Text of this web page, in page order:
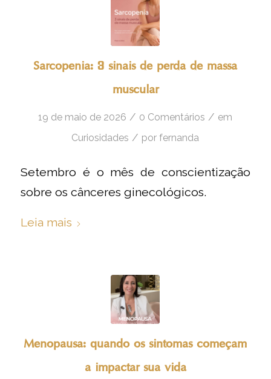
Sarcopenia: 3 sinais de perda de massa
muscular
19 de maio de 2026 / 0 Comentários / em
Curiosidades / porfernanda
Setembro é o mês de conscientização
sobre os cânceres ginecológicos.
Leia mais
Menopausa: quando os sintomas começam
a impactar sua vida